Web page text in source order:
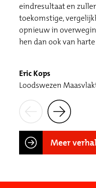
eindresultaat en
toekomstige,
opnieuw in
hen dan ook van
Eric Kops
Loodswezen
Meer